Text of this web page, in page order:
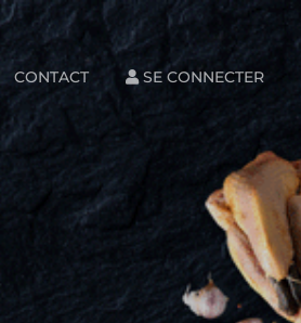
CONTACT SE CONNECTER